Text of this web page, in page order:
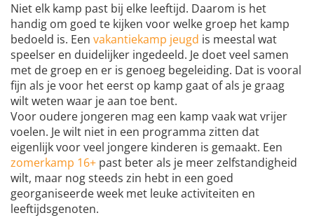
Niet elk kamp past bij elke leeftijd. Daarom is het
handig om goed te kijken voor welke groep het kamp
bedoeld is. Een vakantiekamp jeugd is meestal wat
speelser en duidelijker ingedeeld. Je doet veel samen
met de groep en er is genoeg begeleiding. Dat is vooral
fijn als je voor het eerst op kamp gaat of als je graag
wilt weten waar je aan toe bent.
Voor oudere jongeren mag een kamp vaak wat vrijer
voelen. Je wilt niet in een programma zitten dat
eigenlijk voor veel jongere kinderen is gemaakt. Een
zomerkamp 16+ past beter als je meer zelfstandigheid
wilt, maar nog steeds zin hebt in een goed
georganiseerde week met leuke activiteiten en
leeftijdsgenoten.